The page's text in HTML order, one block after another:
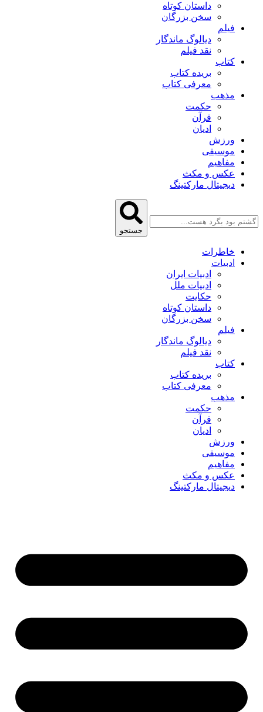
داستان کوتاه
سخن بزرگان
فیلم
دیالوگ ماندگار
نقد فیلم
کتاب
بریده کتاب
معرفی کتاب
مذهب
حکمت
قرآن
ادیان
ورزش
موسیقی
مفاهیم
عکس و مکث
دیجیتال مارکتینگ
جستجو
خاطرات
ادبیات
ادبیات ایران
ادبیات ملل
حکایت
داستان کوتاه
سخن بزرگان
فیلم
دیالوگ ماندگار
نقد فیلم
کتاب
بریده کتاب
معرفی کتاب
مذهب
حکمت
قرآن
ادیان
ورزش
موسیقی
مفاهیم
عکس و مکث
دیجیتال مارکتینگ